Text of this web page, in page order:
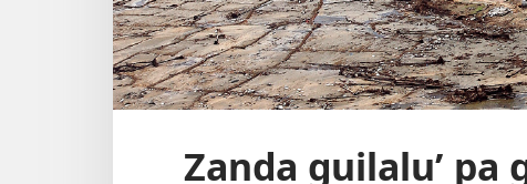
Zanda guilaluʼ pa